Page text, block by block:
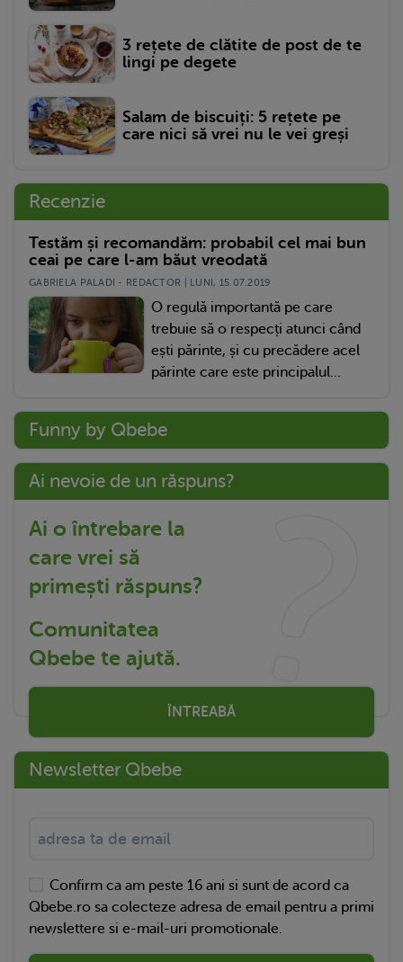
3 rețete de clătite de post de te
lingi pe degete
Salam de biscuiți: 5 rețete pe
care nici să vrei nu le vei greși
Recenzie
Testăm și recomandăm: probabil cel mai bun
ceai pe care l-am băut vreodată
GABRIELA PALADI - REDACTOR | LUNI, 15.07.2019
O regulă importantă pe care
trebuie să o respecți atunci când
ești părinte, și cu precădere acel
părinte care este principalul...
Funny by Qbebe
Ai nevoie de un răspuns?
Ai o întrebare la
care vrei să
primești răspuns?
Comunitatea
Qbebe te ajută.
ÎNTREABĂ
Newsletter Qbebe
Confirm ca am peste 16 ani si sunt de acord ca
Qbebe.ro sa colecteze adresa de email pentru a primi
newslettere si e-mail-uri promotionale.